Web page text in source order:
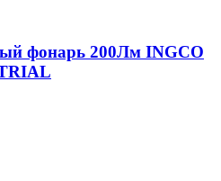
фонарь 200Лм INGCO